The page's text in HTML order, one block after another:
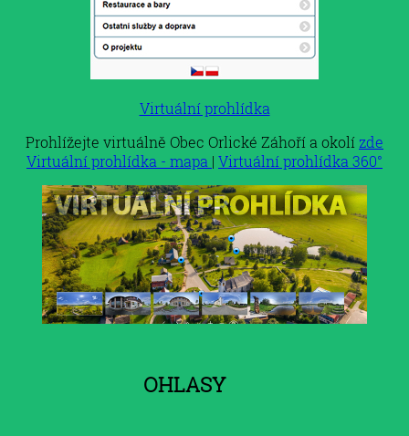
Virtuální prohlídka
Prohlížejte virtuálně Obec Orlické Záhoří a okolí zde
Virtuální prohlídka - mapa | Virtuální prohlídka 360°
Ohlasy